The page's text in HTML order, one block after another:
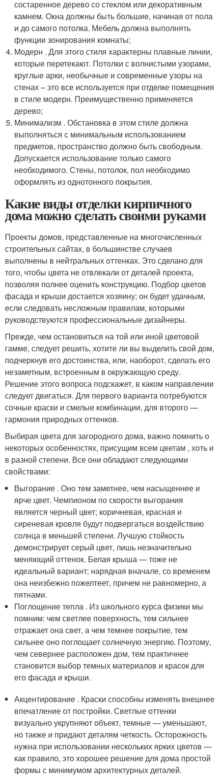
состаренное дерево со стеклом или декоративным
камнем. Окна должны быть большие, начиная от пола
и до самого потолка. Мебель должна выполнять
функции зонирования комнаты;
Модерн . Для этого стиля характерны плавные линии,
которые перетекают. Потолки с волнистыми узорами,
круглые арки, необычные и современные узоры на
стенах – это все используется при отделке помещения
в стиле модерн. Преимущественно применяется
дерево;
Минимализм . Обстановка в этом стиле должна
выполняться с минимальным использованием
предметов, пространство должно быть свободным.
Допускается использование только самого
необходимого. Стены, потолок, пол необходимо
оформлять из однотонного покрытия.
Какие виды отделки кирпичного
дома можно сделать своими руками
Проекты домов, представленные на многочисленных
строительных сайтах, в большинстве случаев
выполнены в нейтральных оттенках. Это сделано для
того, чтобы цвета не отвлекали от деталей проекта,
позволяя полнее оценить конструкцию. Подбор цветов
фасада и крыши достается хозяину; он будет удачным,
если следовать несложным правилам, которыми
руководствуются профессиональные дизайнеры.
Прежде, чем остановиться на той или иной цветовой
гамме, следует решить, хотите ли вы выделить свой дом,
подчеркнув его достоинства, или, наоборот, сделать его
незаметным, встроенным в окружающую среду.
Решение этого вопроса подскажет, в каком направлении
следует двигаться. Для первого варианта потребуются
сочные краски и смелые комбинации, для второго —
гармония природных оттенков.
Выбирая цвета для загородного дома, важно помнить о
некоторых особенностях, присущим всем цветам , хоть и
в разной степени. Все они обладают следующими
свойствами:
Выгорание . Оно тем заметнее, чем насыщеннее и
ярче цвет. Чемпионом по скорости выгорания
является черный цвет; коричневая, красная и
сиреневая кровля будут подвергаться воздействию
солнца в меньшей степени. Лучшую стойкость
демонстрирует серый цвет, лишь незначительно
меняющий оттенок. Белая крыша — тоже не
идеальный вариант; нарядная вначале, со временем
она неизбежно пожелтеет, причем не равномерно, а
пятнами.
Поглощение тепла . Из школьного курса физики мы
помним: чем светлее поверхность, тем сильнее
отражает она свет, а чем темнее покрытие, тем
сильнее оно поглощает солнечную энергию. Поэтому,
чем севернее расположен дом, тем практичнее
становится выбор темных материалов и красок для
его фасада и крыши.
Акцентирование . Краски способны изменять внешнее
впечатление от постройки. Светлые оттенки
визуально укрупняют объект, темные — уменьшают,
но также и придают деталям четкость. Осторожность
нужна при использовании нескольких ярких цветов —
как правило, это хорошее решение для дома простой
формы с минимумом архитектурных деталей.